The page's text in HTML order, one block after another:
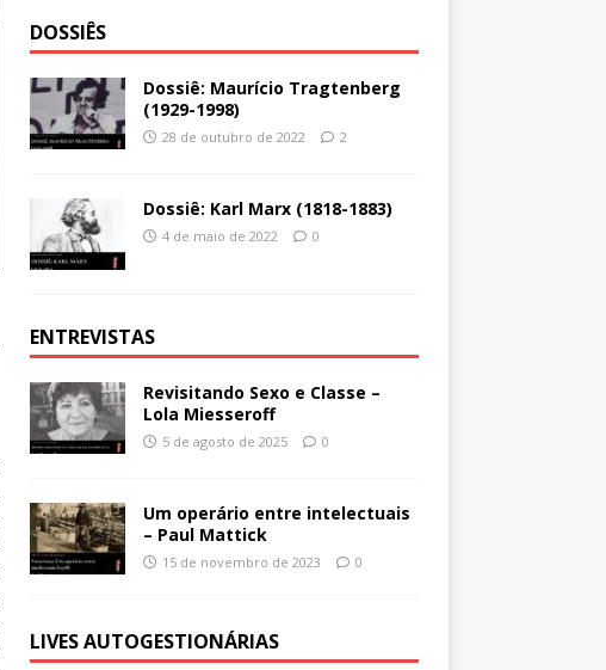
DOSSIÊS
Dossiê: Maurício Tragtenberg
(1929-1998)
28 de outubro de 2022 2
Dossiê: Karl Marx (1818-1883)
4 de maio de 2022 0
ENTREVISTAS
Revisitando Sexo e Classe –
Lola Miesseroff
5 de agosto de 2025 0
Um operário entre intelectuais
– Paul Mattick
15 de novembro de 2023 0
LIVES AUTOGESTIONÁRIAS